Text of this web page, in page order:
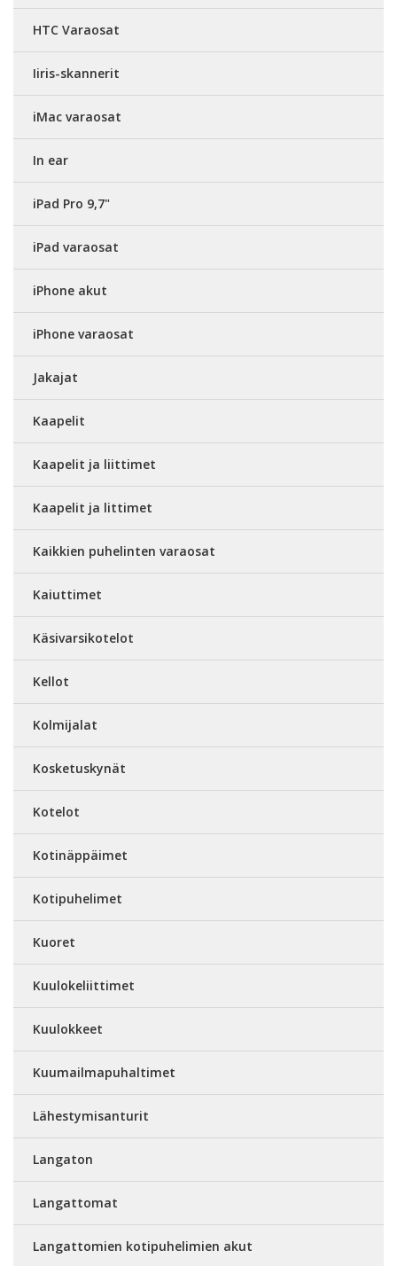
HTC Varaosat
Iiris-skannerit
iMac varaosat
In ear
iPad Pro 9,7"
iPad varaosat
iPhone akut
iPhone varaosat
Jakajat
Kaapelit
Kaapelit ja liittimet
Kaapelit ja littimet
Kaikkien puhelinten varaosat
Kaiuttimet
Käsivarsikotelot
Kellot
Kolmijalat
Kosketuskynät
Kotelot
Kotinäppäimet
Kotipuhelimet
Kuoret
Kuulokeliittimet
Kuulokkeet
Kuumailmapuhaltimet
Lähestymisanturit
Langaton
Langattomat
Langattomien kotipuhelimien akut